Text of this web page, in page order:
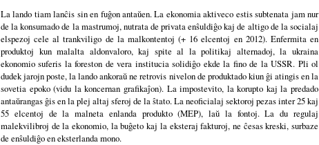
La lando tiam lanĉis sin en fuĝon antaŭen. La ekonomia aktiveco estis subtenata jam nur
de la konsumado de la mastrumoj, nutrata de privata enŝuldiĝo kaj de altigo de la socialaj
elspezoj cele al trankviligo de la malkontentoj (+ 16 elcentoj en 2012). Enfermita en
produktoj kun malalta aldonvaloro, kaj spite al la politikaj alternadoj, la ukraina
ekonomio suferis la foreston de vera institucia solidiĝo ekde la fino de la USSR. Pli ol
dudek jarojn poste, la lando ankoraŭ ne retrovis nivelon de produktado kiun ĝi atingis en la
sovetia epoko (vidu la koncernan grafikaĵon). La impostevito, la korupto kaj la predado
antaŭrangas ĝis en la plej altaj sferoj de la ŝtato. La neoficialaj sektoroj pezas inter 25 kaj
55 elcentoj de la malneta enlanda produkto (MEP), laŭ la fontoj. La du regulaj
malekvilibroj de la ekonomio, la buĝeto kaj la eksteraj fakturoj, ne ĉesas kreski, surbaze
de enŝuldiĝo en eksterlanda mono.